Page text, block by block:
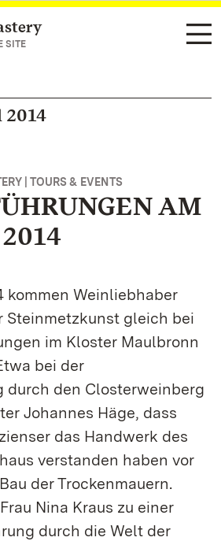
SITE
2014
| TOURS & EVENTS
AM
kommen Weinliebhaber
Steinmetzkunst gleich bei
im Kloster Maulbronn
bei der
durch den Closterweinberg
Johannes Häge, dass
das Handwerk des
verstanden haben vor
der Trockenmauern.
Nina Kraus zu einer
durch die Welt der